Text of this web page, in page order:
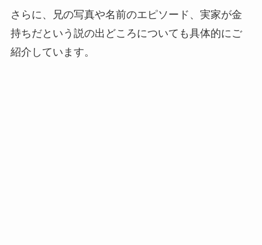
さらに、兄の写真や名前のエピソード、実家が金
持ちだという説の出どころについても具体的にご
紹介しています。